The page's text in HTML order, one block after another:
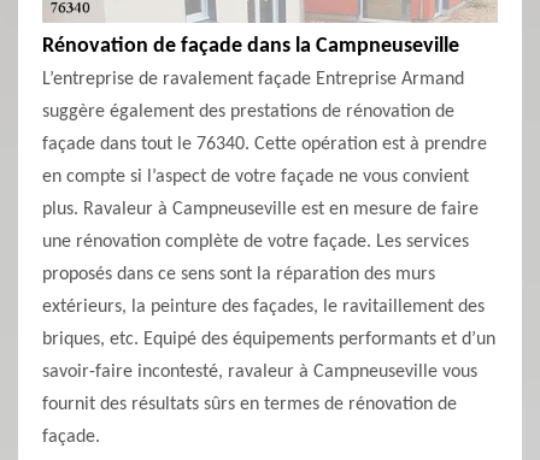
Rénovation de façade dans la Campneuseville
L’entreprise de ravalement façade Entreprise Armand
suggère également des prestations de rénovation de
façade dans tout le 76340. Cette opération est à prendre
en compte si l’aspect de votre façade ne vous convient
plus. Ravaleur à Campneuseville est en mesure de faire
une rénovation complète de votre façade. Les services
proposés dans ce sens sont la réparation des murs
extérieurs, la peinture des façades, le ravitaillement des
briques, etc. Equipé des équipements performants et d’un
savoir-faire incontesté, ravaleur à Campneuseville vous
fournit des résultats sûrs en termes de rénovation de
façade.